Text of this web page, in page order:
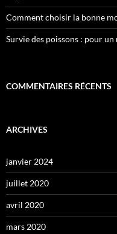
Comment choisir la bonne
Survie des poissons : pour
COMMENTAIRES RÉCENTS
ARCHIVES
janvier 2024
juillet 2020
avril 2020
mars 2020